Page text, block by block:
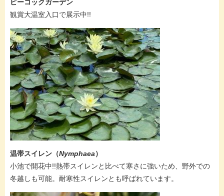
ピーコックガーデン
観賞大温室入口で展示中!!
温帯スイレン（Nymphaea​）
小池で開花中!!熱帯スイレンと比べて寒さに強いため、野外での
冬越しも可能。耐寒性スイレンとも呼ばれています。